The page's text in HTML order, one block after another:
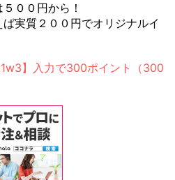
００円から！
実質２００円でオリジナルイ
】入力で300ポイント（300